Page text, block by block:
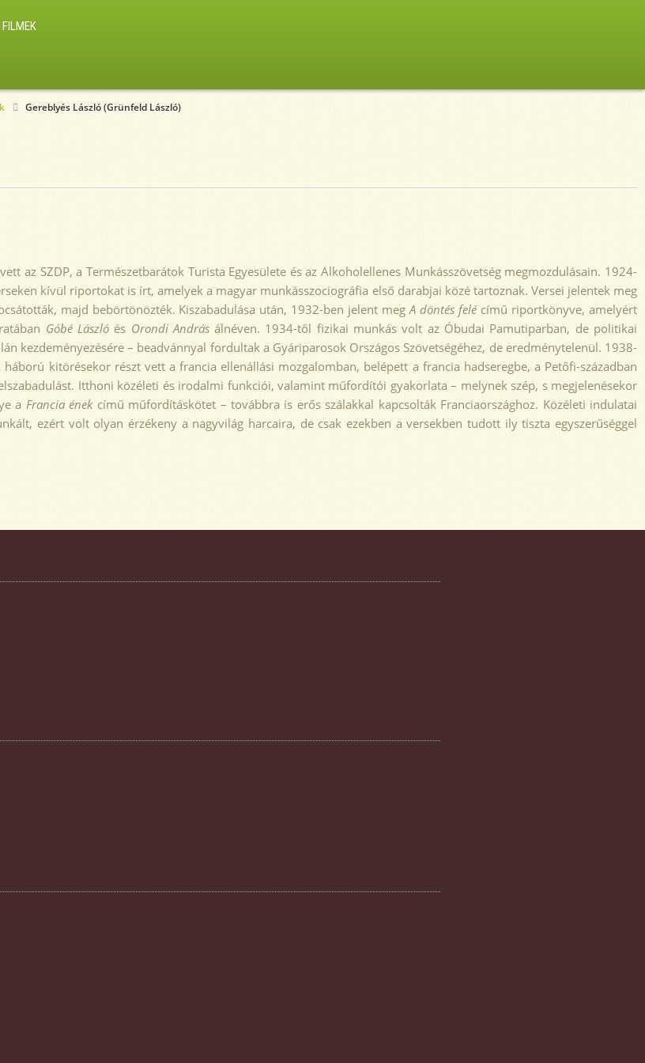
FILMEK
Gereblyés László (Grünfeld László)
az SZDP, a Természetbarátok Turista Egyesülete és az Alkoholellenes Munkásszövetség megmozdulásain. 1924-
kívül riportokat is írt, amelyek a magyar munkásszociográfia első darabjai közé tartoznak. Versei jelentek meg
majd bebörtönözték. Kiszabadulása után, 1932-ben jelent megA döntés felé című riportkönyve, amelyért
Góbé Lászlóés Orondi Andrásálnéven. 1934-től fizikai munkás volt az Óbudai Pamutiparban, de politikai
kezdeményezésére – beadvánnyal fordultak a Gyáriparosok Országos Szövetségéhez, de eredménytelenül. 1938-
kitörésekor részt vett a francia ellenállási mozgalomban, belépett a francia hadseregbe, a Petőfi-században
Itthoni közéleti és irodalmi funkciói, valamint műfordítói gyakorlata – melynek szép, s megjelenésekor
a Francia énekcímű műfordításkötet – továbbra is erős szálakkal kapcsolták Franciaországhoz. Közéleti indulatai
ezért volt olyan érzékeny a nagyvilág harcaira, de csak ezekben a versekben tudott ily tiszta egyszerűséggel